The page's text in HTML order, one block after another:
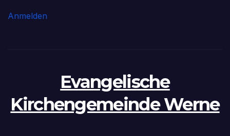
Anmelden
Evangelische
Kirchengemeinde Werne